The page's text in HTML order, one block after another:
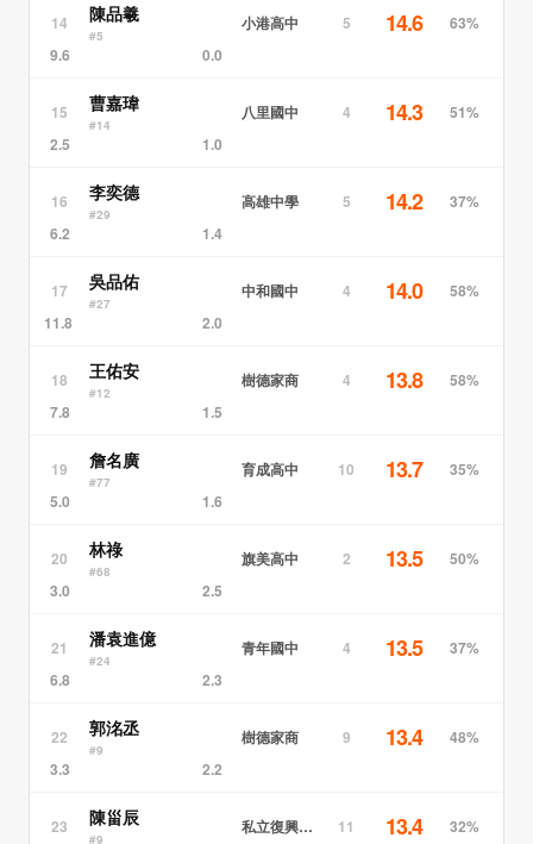
14 陳品羲
#5
小港高中 5 14.6
63%
9.6
0.0
15 曹嘉瑋
#14
八里國中 4 14.3
51%
2.5
1.0
16 李奕德
#29
高雄中學 5 14.2
37%
6.2
1.4
17 吳品佑
#27
中和國中 4 14.0
58%
11.8
2.0
18 王佑安
#12
樹德家商 4 13.8
58%
7.8
1.5
19 詹名廣
#77
育成高中 10 13.7
35%
5.0
1.6
20 林祿
#68
旗美高中 2 13.5
50%
3.0
2.5
21 潘袁進億
#24
青年國中 4 13.5
37%
6.8
2.3
22 郭洺丞
#9
樹德家商 9 13.4
48%
3.3
2.2
23 陳甾辰
#9
私立復興實中 11 13.4 32%